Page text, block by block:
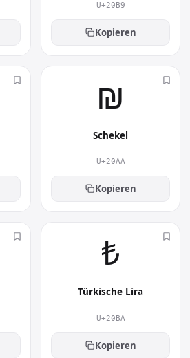
U+20B9
Kopieren
₪︎
Schekel
U+20AA
Kopieren
₺︎
Türkische Lira
U+20BA
Kopieren